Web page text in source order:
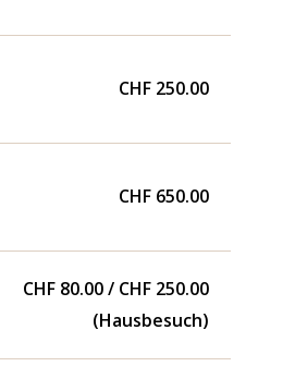
CHF 250.00
CHF 650.00
CHF 80.00 / CHF 250.00
(Hausbesuch)